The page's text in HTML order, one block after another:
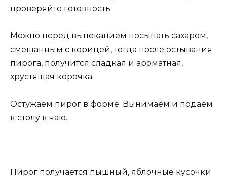
проверяйте готовность.
Можно перед выпеканием посыпать сахаром,
смешанным с корицей, тогда после остывания
пирога, получится сладкая и ароматная,
хрустящая корочка.
Остужаем пирог в форме. Вынимаем и подаем
к столу к чаю.
Пирог получается пышный, яблочные кусочки